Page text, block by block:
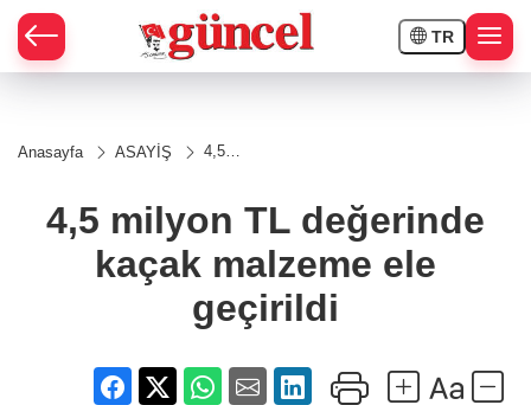
TR
Anasayfa ASAYİŞ
4,5
değerinde
kaçak
ele
geçirildi
4,5 milyon TL değerinde
kaçak malzeme ele
geçirildi